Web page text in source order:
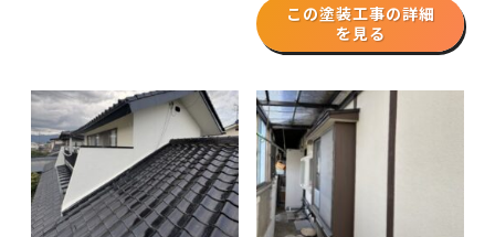
この塗装工事の詳細
を見る